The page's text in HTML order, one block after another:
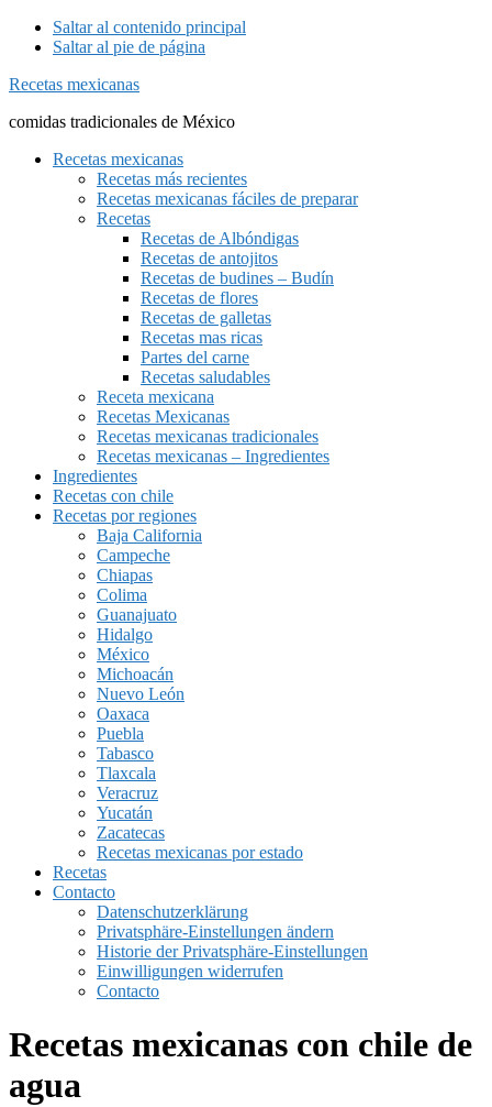
Saltar al contenido principal
Saltar al pie de página
Recetas mexicanas
comidas tradicionales de México
Recetas mexicanas
Recetas más recientes
Recetas mexicanas fáciles de preparar
Recetas
Recetas de Albóndigas
Recetas de antojitos
Recetas de budines – Budín
Recetas de flores
Recetas de galletas
Recetas mas ricas
Partes del carne
Recetas saludables
Receta mexicana
Recetas Mexicanas
Recetas mexicanas tradicionales
Recetas mexicanas – Ingredientes
Ingredientes
Recetas con chile
Recetas por regiones
Baja California
Campeche
Chiapas
Colima
Guanajuato
Hidalgo
México
Michoacán
Nuevo León
Oaxaca
Puebla
Tabasco
Tlaxcala
Veracruz
Yucatán
Zacatecas
Recetas mexicanas por estado
Recetas
Contacto
Datenschutzerklärung
Privatsphäre-Einstellungen ändern
Historie der Privatsphäre-Einstellungen
Einwilligungen widerrufen
Contacto
Recetas mexicanas con chile de
agua